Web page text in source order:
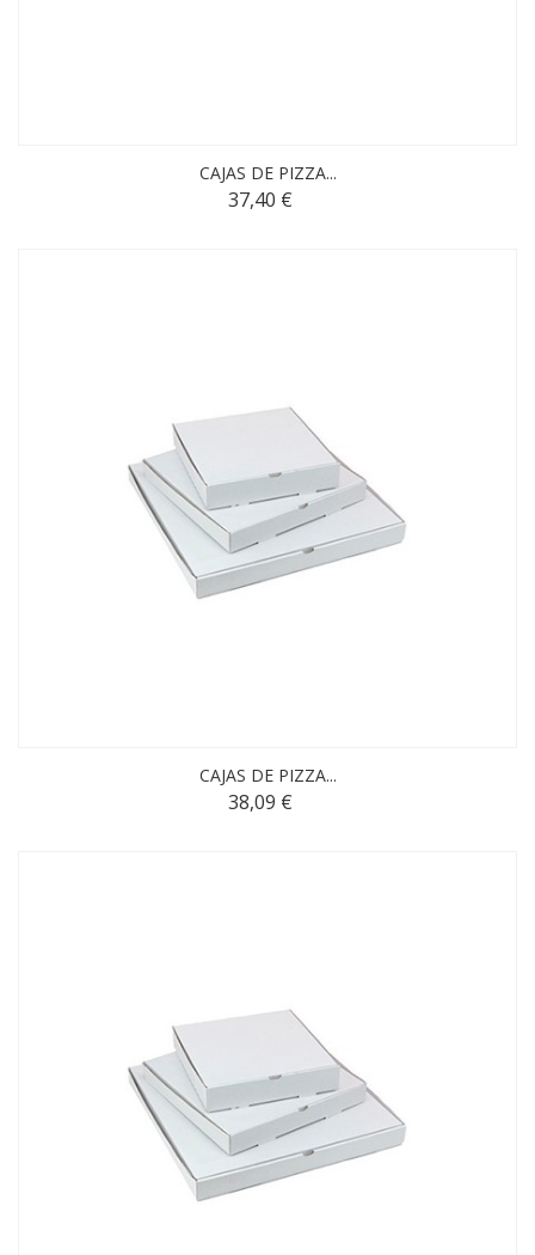
CAJAS DE PIZZA...
37,40 €
CAJAS DE PIZZA...
38,09 €